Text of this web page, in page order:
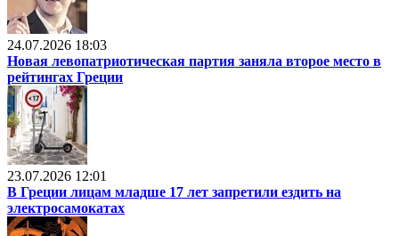
24.07.2026 18:03
Новая левопатриотическая партия заняла второе место в
рейтингах Греции
23.07.2026 12:01
В Греции лицам младше 17 лет запретили ездить на
электросамокатах